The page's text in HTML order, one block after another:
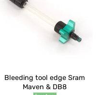
Bleeding tool edge Sram
Maven & DB8